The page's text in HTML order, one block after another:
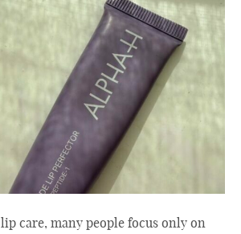
care, many people focus only on